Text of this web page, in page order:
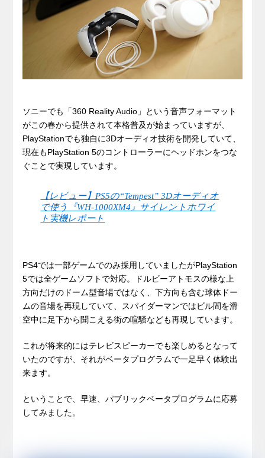
ソニーでも「360 Reality Audio」という音声フォーマット
がこの春から提供されて本格普及が始まっていますが、
PlayStationでも独自に3Dオーディオ技術を開発していて、
現在もPlayStation 5のコントローラーにヘッドホンをつな
ぐことで実現しています。
【レビュー】PS5の“Tempest” 3Dオーディオ
で使う『WH-1000XM4』サイレントホワイ
ト実機レポート
PS4では一部ゲームでのみ採用していましたがPlayStation
5では全ゲームソフトで対応。ドルビーアトモスの様な上
方向だけのドーム型音場ではなく、下方向も含む球体ドー
ムの音場を再現していて、スパイダーマンではビル間を滑
空中に足下から聞こえる街の喧騒なども再現しています。
これが将来的にはテレビスピーカーでも楽しめるとなって
いたのですが、それがベータプログラムで一足早く体験出
来ます。
ということで、早速、パブリックベータプログラムに応募
してみました。